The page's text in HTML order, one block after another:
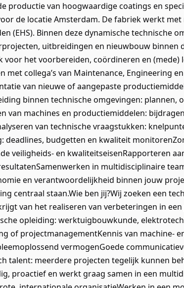
productie van hoogwaardige coatings en
de locatie Amsterdam. De fabriek werkt
(EHS). Binnen deze dynamische technische
uitbreidingen en nieuwbouw binnen
het voorbereiden, coördineren en (mede)
met collega’s van Maintenance, Engineering
van nieuwe of aangepaste
binnen technische omgevingen: plannen,
van machines en productiemiddelen:
van technische vraagstukken:
deadlines, budgetten en kwaliteit
veiligheids- en kwaliteitseisenRapporteren
in multidisciplinaire
en verantwoordelijkheid binnen jouw
centraal staan.Wie ben jij?Wij zoeken een
van het realiseren van verbeteringen in
opleiding: werktuigbouwkunde,
of projectmanagementKennis van machine‑
vermogenGoede
talent: meerdere projecten tegelijk kunnen
proactief en werkt graag samen in een